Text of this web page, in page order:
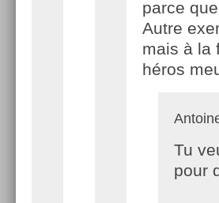
parce
Autre
mais à la
héros
Tu
pour